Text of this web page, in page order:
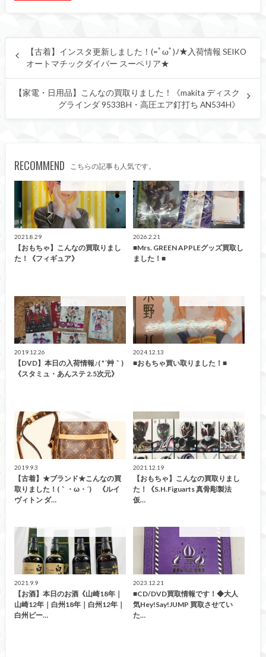
【古着】インスタ更新しました！(=ﾟωﾟ)ﾉ★入荷情報 SEIKO
オートマチックダイバー スーペリア★
【家電・日用品】こんなの買取りました！《makita ディスク
グラインダ 9533BH・高圧エア釘打ち AN534H》
RECOMMEND こちらの記事も人気です。
2021.8.29
【おもちゃ】こんなの買取りまし
た！《フィギュア》
2026.2.21
■Mrs. GREEN APPLEグッズ買取し
ました！■
2019.12.26
【DVD】本日の入荷情報♪( *´艸｀)
《スタミュ・あんステ 2.5次元》
2024.12.13
■おもちゃ買い取りました！■
こんなの買取ました！
2019.9.3
【古着】★ブランド★こんなの買
取りました！(｀・ω・´)ゞ《ルイ
ヴィトン ダ…
2021.12.19
【おもちゃ】こんなの買取りまし
た！《S.H.Figuarts 真骨彫製法
仮…
2021.9.9
【お酒】本日のお酒《山崎18年｜
山崎12年｜白州18年｜白州12年｜
白州ピー…
2023.12.21
■CD/DVD買取情報です！◆大人
気Hey!Say!JUMP 買取させてい
た…